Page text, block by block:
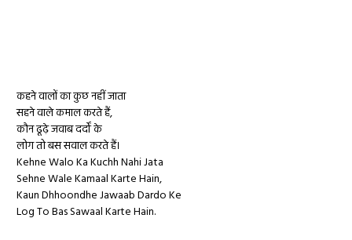
कहने वालों का कुछ नहीं जाता
सहने वाले कमाल करते हैं,
कौन ढूढ़े जवाब दर्दों के
लोग तो बस सवाल करते हैं।
Kehne Walo Ka Kuchh Nahi Jata
Sehne Wale Kamaal Karte Hain,
Kaun Dhhoondhe Jawaab Dardo Ke
Log To Bas Sawaal Karte Hain.